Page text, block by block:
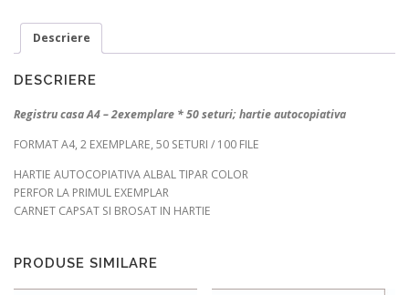
Descriere
DESCRIERE
Registru casa A4 – 2exemplare * 50 seturi; hartie autocopiativa
FORMAT A4, 2 EXEMPLARE, 50 SETURI / 100 FILE
HARTIE AUTOCOPIATIVA ALBAL TIPAR COLOR
PERFOR LA PRIMUL EXEMPLAR
CARNET CAPSAT SI BROSAT IN HARTIE
PRODUSE SIMILARE